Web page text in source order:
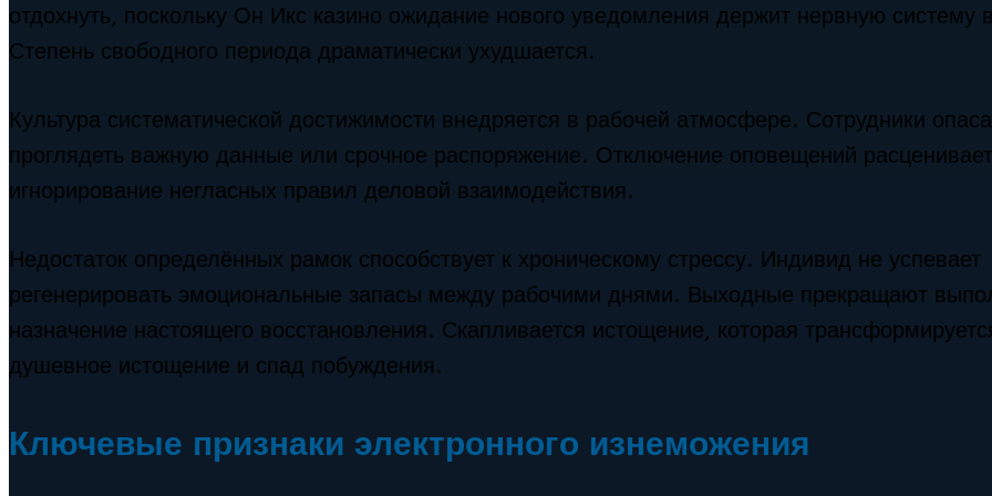
отдохнуть, поскольку Он Икс казино ожидание нового уведомления держит нервную систему
Степень свободного периода драматически ухудшается.
Культура систематической достижимости внедряется в рабочей атмосфере. Сотрудники
проглядеть важную данные или срочное распоряжение. Отключение оповещений
игнорирование негласных правил деловой взаимодействия.
Недостаток определённых рамок способствует к хроническому стрессу. Индивид не успевает
регенерировать эмоциональные запасы между рабочими днями. Выходные прекращают
назначение настоящего восстановления. Скапливается истощение, которая
душевное истощение и спад побуждения.
Ключевые признаки электронного изнеможения